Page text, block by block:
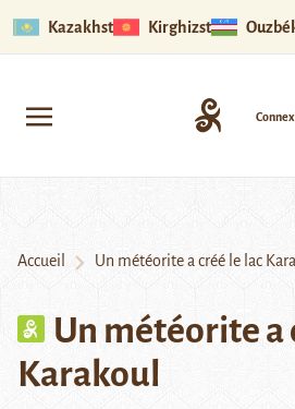
Kazakhstan Kirghizstan
Accueil Un météorite a créé le lac
Un météorite a
Karakoul